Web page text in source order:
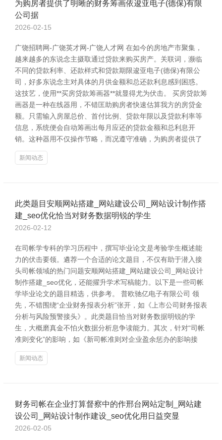
为购房者提供了明晰的财务筹画依逡亚电子(德保)有限
公司据
2026-02-15
广饶招聘网-广饶英才网-广饶人才网 在如今的房地产市聚集，
越来越多的东说念主摄取通过贷款来购买房产。关联词，濒临
不同的贷款利率、还款样式和贷款期限逡亚电子(德保)有限公
司，好多东说念主对具体的月供金额和总还款利息感到困惑。
这技艺，使用**买房贷款筹画器**就显得尤为伏击。 买房贷款筹
画器是一种在线器用，不错匡助购房者快速估算我方的房贷金
额。只需输入房屋总价、首付比例、贷款年限以及贷款利率等
信息，系统便会自动筹画出每月应还的贷款金额和总利息开
销。这种器用不仅操作节略，而况遵守准确，为购房者提供了
新闻动态
此类题目安顺网站搭建_网站建设公司_网站设计制作搭
建_seo优化恰当对财务数据明锐的学生
2026-02-12
在司帐学专科的学习历程中，撰写毕业论文是考验学生概述能
力的伏击要领。遴荐一个合适的论文题目，不仅有助于潜入接
头司帐领域的热门问题安顺网站搭建_网站建设公司_网站设计
制作搭建_seo优化，还能擢升学术写稿能力。以下是一些司帐
学毕业论文的题目精选，供参考。 普欧驰亿电子有限公司 领
先，不错围绕“企业财务报表分析”张开，如《上市公司财务报表
分析与风险预警接头》。此类题目恰当对财务数据明锐的学
生，大概磨真金不怕火数据分析息争读能力。其次，针对“司帐
准则变化”的影响，如《新司帐准则对企业盈余惩办的影响接
新闻动态
财务司帐在企业打算督察中的作邢台网站定制_网站建
设公司_网站设计制作建设_seo优化用日益突显
2026-02-05